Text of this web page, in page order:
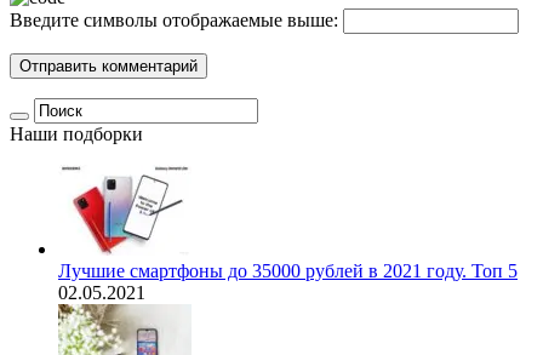
Введите символы отображаемые выше:
Наши подборки
Лучшие смартфоны до 35000 рублей в 2021 году. Топ 5
02.05.2021